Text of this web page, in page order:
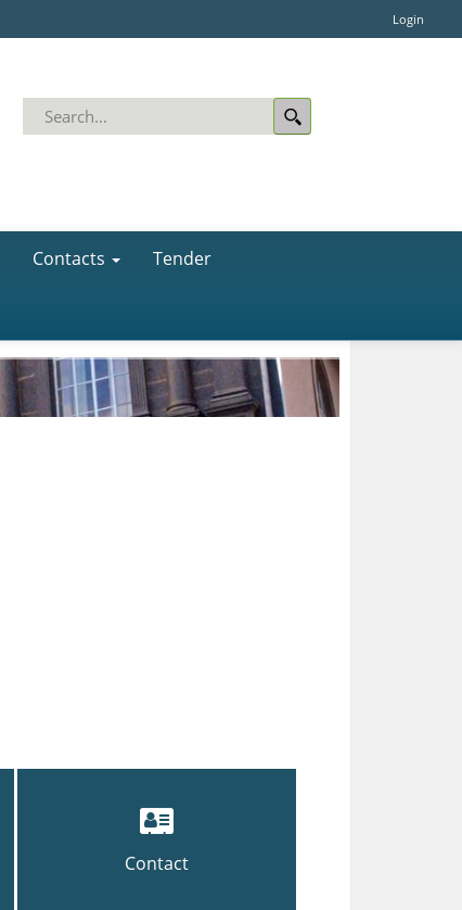
Login
Contacts Tender
Contact